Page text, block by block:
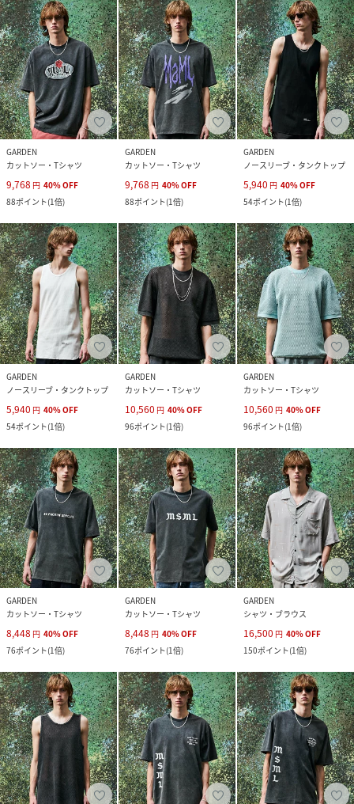
GARDEN
カットソー・Tシャツ
9,768 円 40%OFF
88ポイント(1倍)
GARDEN
カットソー・Tシャツ
9,768 円 40%OFF
88ポイント(1倍)
GARDEN
ノースリーブ・タンクトップ
5,940 円 40%OFF
54ポイント(1倍)
GARDEN
ノースリーブ・タンクトップ
5,940 円 40%OFF
54ポイント(1倍)
GARDEN
カットソー・Tシャツ
10,560 円 40%OFF
96ポイント(1倍)
GARDEN
カットソー・Tシャツ
10,560 円 40%OFF
96ポイント(1倍)
GARDEN
カットソー・Tシャツ
8,448 円 40%OFF
76ポイント(1倍)
GARDEN
カットソー・Tシャツ
8,448 円 40%OFF
76ポイント(1倍)
GARDEN
シャツ・ブラウス
16,500 円 40%OFF
150ポイント(1倍)